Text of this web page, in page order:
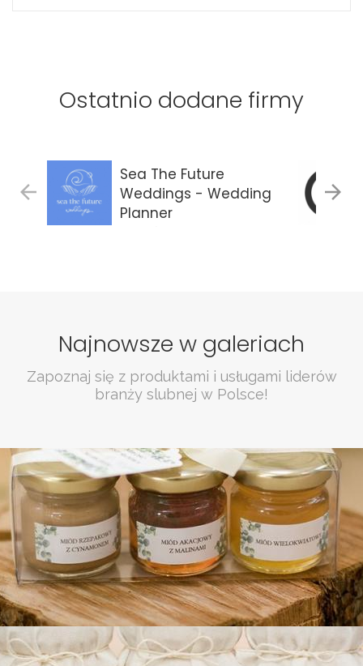
Ostatnio dodane firmy
Sea The Future
Weddings - Wedding
Planner
Najnowsze w galeriach
Zapoznaj się z produktami i usługami liderów
branży slubnej w Polsce!